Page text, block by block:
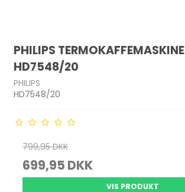
PHILIPS TERMOKAFFEMASKINE
HD7548/20
PHILIPS
HD7548/20
799,95 DKK
699,95 DKK
VIS PRODUKT